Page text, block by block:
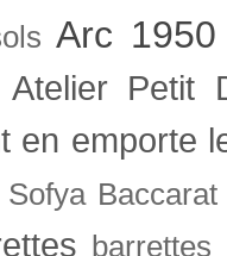
Arc 1950
Atelier Petit
en emporte
Baccarat
barrettes